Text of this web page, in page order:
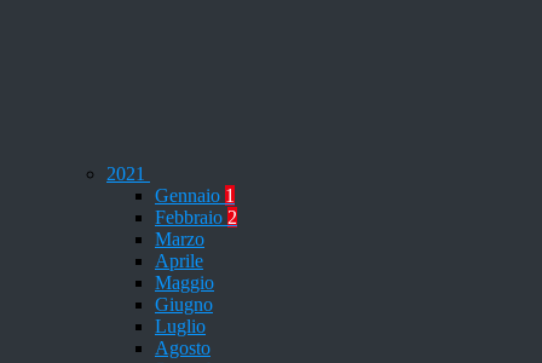
2021
Gennaio 1
Febbraio 2
Marzo
Aprile
Maggio
Giugno
Luglio
Agosto